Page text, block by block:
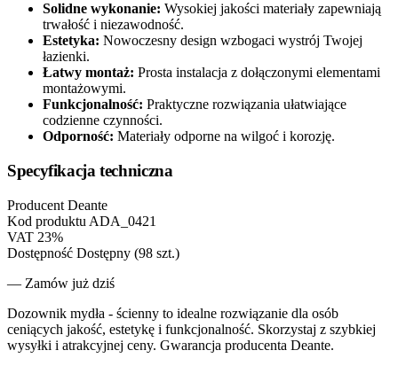
Solidne wykonanie: Wysokiej jakości materiały zapewniają
trwałość i niezawodność.
Estetyka: Nowoczesny design wzbogaci wystrój Twojej
łazienki.
Łatwy montaż: Prosta instalacja z dołączonymi elementami
montażowymi.
Funkcjonalność: Praktyczne rozwiązania ułatwiające
codzienne czynności.
Odporność: Materiały odporne na wilgoć i korozję.
Specyfikacja techniczna
Producent Deante
Kod produktu ADA_0421
VAT 23%
Dostępność Dostępny (98 szt.)
— Zamów już dziś
Dozownik mydła - ścienny to idealne rozwiązanie dla osób
ceniących jakość, estetykę i funkcjonalność. Skorzystaj z szybkiej
wysyłki i atrakcyjnej ceny. Gwarancja producenta Deante.